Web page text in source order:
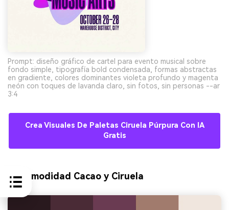
Prompt: diseño gráfico de cartel para evento musical sobre
fondo simple, tipografía bold condensada, formas abstractas
en gradiente, colores dominantes violeta profundo y magenta
neón con toques de lavanda claro, sin fotos, sin personas --ar
3:4
Crea Visuales De Paletas Ciruela Púrpura Con IA
Gratis
9) Comodidad Cacao y Ciruela